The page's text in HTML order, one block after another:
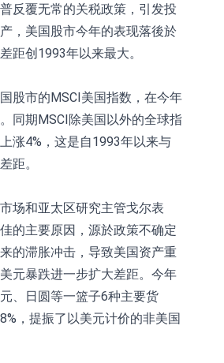
团战略主管
股】港股跌幅榜前十，谊和股
跌80.71%，天瑞汽车内
跌62.50%
股】港股涨幅榜前十，辰兴发
涨+263.21%，德合集团
涨+163.89%
：目前公司印尼青美邦园区的
项目稳定运行
子：生产经营正常 公司及子公
订单饱满
：正在积极推进MLCC用纳米
反覆无常的关税政策，引发投
，美国股市今年的表现落後於
距创1993年以来最大。
股市的MSCI美国指数，在今年
同期MSCI除美国以外的全球指
涨4%，这是自1993年以来与
距。
场和亚太区研究主管戈尔表
的主要原因，源於政策不确定
的滞胀冲击，导致美国资产重
元暴跌进一步扩大差距。今年
、日圆等一篮子6种主要货
，提振了以美元计价的非美国